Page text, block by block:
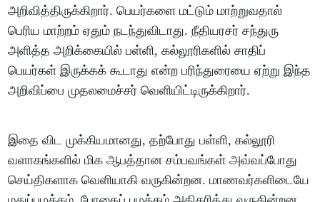
அறிவித்திருக்கிறார். பெயர்களை மட்டும் மாற்றுவதால்
பெரிய மாற்றம் ஏதும் நடந்துவிடாது. நீதியரசர் சந்துரு
அளித்த அறிக்கையில் பள்ளி, கல்லூரிகளில் சாதிப்
பெயர்கள் இருக்கக் கூடாது என்ற பரிந்துரையை ஏற்று இந்த
அறிவிப்பை முதலமைச்சர் வெளியிட்டிருக்கிறார்.
இதை விட முக்கியமானது, தற்போது பள்ளி, கல்லூரி
வளாகங்களில் மிக ஆபத்தான சம்பவங்கள் அவ்வப்போது
செய்திகளாக வெளியாகி வருகின்றன. மாணவர்களிடையே